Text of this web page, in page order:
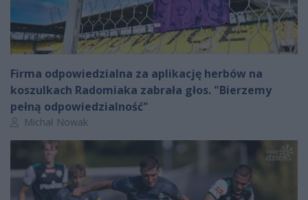
Firma odpowiedzialna za aplikację herbów na
koszulkach Radomiaka zabrała głos. "Bierzemy
pełną odpowiedzialność"
Autor artykułu:
Michał Nowak